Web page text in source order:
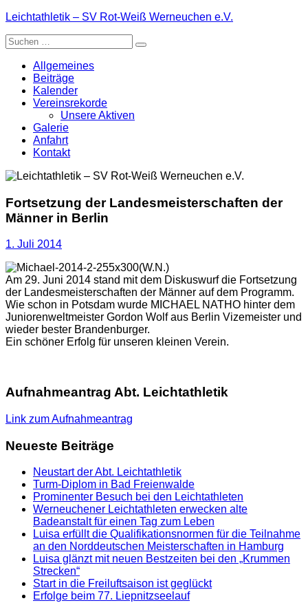
Zum
springen
Leichtathletik – SV Rot-Weiß Werneuchen e.V.
Suche
nach:
Allgemeines
Beiträge
Kalender
Vereinsrekorde
Unsere Aktiven
Galerie
Anfahrt
Kontakt
Fortsetzung der Landesmeisterschaften der
Männer in Berlin
1. Juli 2014
(W.N.)
Am 29. Juni 2014 stand mit dem Diskuswurf die Fortsetzung
der Landesmeisterschaften der Männer auf dem Programm.
Wie schon in Potsdam wurde MICHAEL NATHO hinter dem
Juniorenweltmeister Gordon Wolf aus Berlin Vizemeister und
wieder bester Brandenburger.
Ein schöner Erfolg für unseren kleinen Verein.
Aufnahmeantrag Abt. Leichtathletik
Link zum Aufnahmeantrag
Neueste Beiträge
Neustart der Abt. Leichtathletik
Turm-Diplom in Bad Freienwalde
Prominenter Besuch bei den Leichtathleten
Werneuchener Leichtathleten erwecken alte
Badeanstalt für einen Tag zum Leben
Luisa erfüllt die Qualifikationsnormen für die Teilnahme
an den Norddeutschen Meisterschaften in Hamburg
Luisa glänzt mit neuen Bestzeiten bei den „Krummen
Strecken“
Start in die Freiluftsaison ist geglückt
Erfolge beim 77. Liepnitzseelauf